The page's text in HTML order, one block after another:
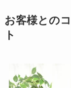
お客様との
ト